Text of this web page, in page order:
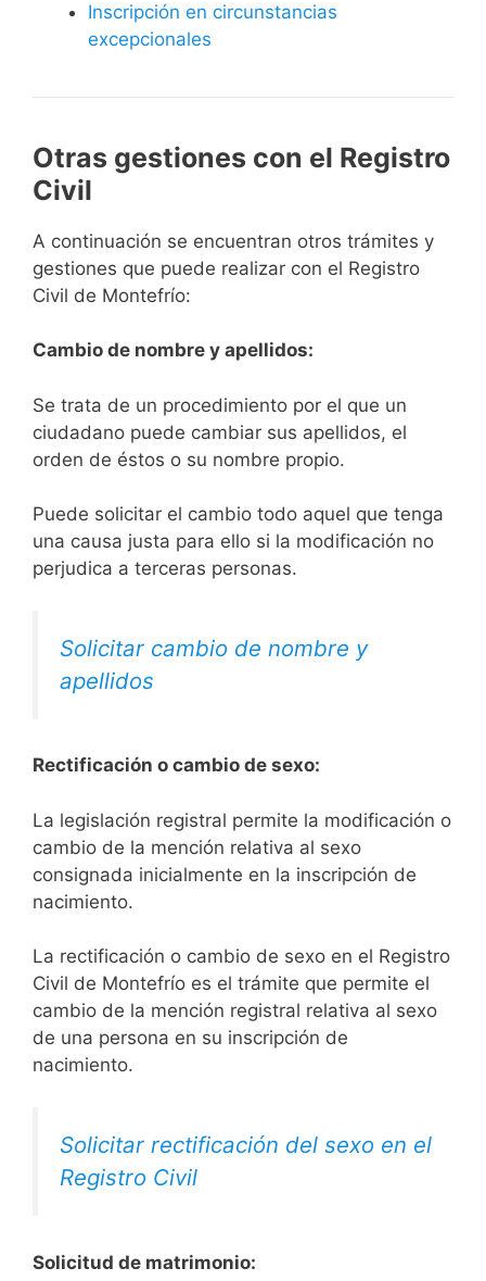
Inscripción en circunstancias
excepcionales
Otras gestiones con el Registro
Civil
A continuación se encuentran otros trámites y
gestiones que puede realizar con el Registro
Civil de Montefrío:
Cambio de nombre y apellidos:
Se trata de un procedimiento por el que un
ciudadano puede cambiar sus apellidos, el
orden de éstos o su nombre propio.
Puede solicitar el cambio todo aquel que tenga
una causa justa para ello si la modificación no
perjudica a terceras personas.
Solicitar cambio de nombre y
apellidos
Rectificación o cambio de sexo:
La legislación registral permite la modificación o
cambio de la mención relativa al sexo
consignada inicialmente en la inscripción de
nacimiento.
La rectificación o cambio de sexo en el Registro
Civil de Montefrío es el trámite que permite el
cambio de la mención registral relativa al sexo
de una persona en su inscripción de
nacimiento.
Solicitar rectificación del sexo en el
Registro Civil
Solicitud de matrimonio: